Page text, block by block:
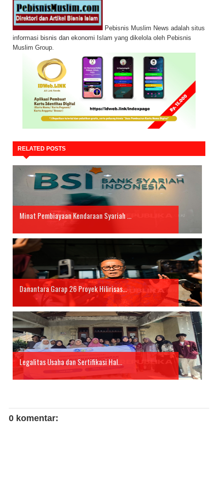
Pebisnis Muslim News adalah situs
informasi bisnis dan ekonomi Islam yang dikelola oleh Pebisnis
Muslim Group.
RELATED POSTS
Minat Pembiayaan Kendaraan Syariah ...
Danantara Garap 26 Proyek Hilirisas...
Legalitas Usaha dan Sertifikasi Hal...
0 komentar: